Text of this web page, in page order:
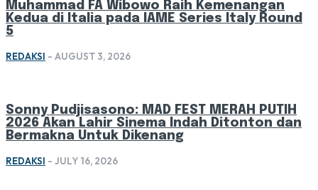
Muhammad FA Wibowo Raih Kemenangan
Kedua di Italia pada IAME Series Italy Round
5
REDAKSI - AUGUST 3, 2026
Sonny Pudjisasono: MAD FEST MERAH PUTIH
2026 Akan Lahir Sinema Indah Ditonton dan
Bermakna Untuk Dikenang
REDAKSI - JULY 16, 2026